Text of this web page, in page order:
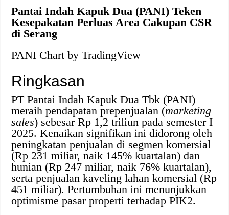
Pantai Indah Kapuk Dua (PANI) Teken
Kesepakatan Perluas Area Cakupan CSR
di Serang
PANI Chart by TradingView
Ringkasan
PT Pantai Indah Kapuk Dua Tbk (PANI)
meraih pendapatan prepenjualan (marketing
sales) sebesar Rp 1,2 triliun pada semester I
2025. Kenaikan signifikan ini didorong oleh
peningkatan penjualan di segmen komersial
(Rp 231 miliar, naik 145% kuartalan) dan
hunian (Rp 247 miliar, naik 76% kuartalan),
serta penjualan kaveling lahan komersial (Rp
451 miliar). Pertumbuhan ini menunjukkan
optimisme pasar properti terhadap PIK2.